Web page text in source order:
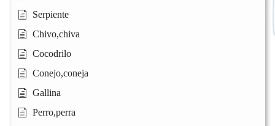
Serpiente
Chivo,chiva
Cocodrilo
Conejo,coneja
Gallina
Perro,perra